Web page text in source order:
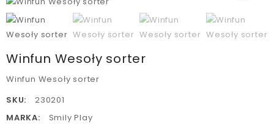
Winfun Wesoły sorter
Winfun Wesoły sorter
SKU:
230201
MARKA:
Smily Play